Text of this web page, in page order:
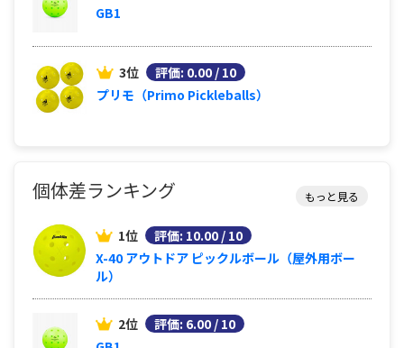
GB1
3位
評価: 0.00 / 10
プリモ（Primo Pickleballs）
個体差ランキング もっと見る
1位
評価: 10.00 / 10
X-40 アウトドア ピックルボール（屋外用ボー
ル）
2位
評価: 6.00 / 10